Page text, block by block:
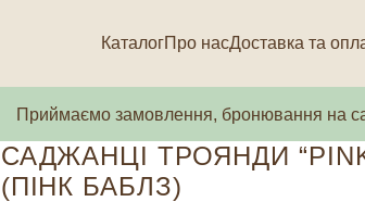
КаталогПро насДоставка та
Приймаємо замовлення, бронювання на
САДЖАНЦІ ТРОЯНДИ “PINK
(ПІНК БАБЛЗ)